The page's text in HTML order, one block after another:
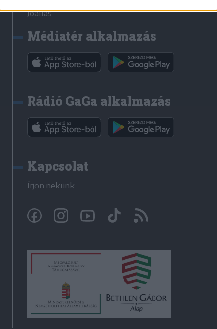
Jóállás
Médiatér alkalmazás
Rádió GaGa alkalmazás
Kapcsolat
Írjon nekünk